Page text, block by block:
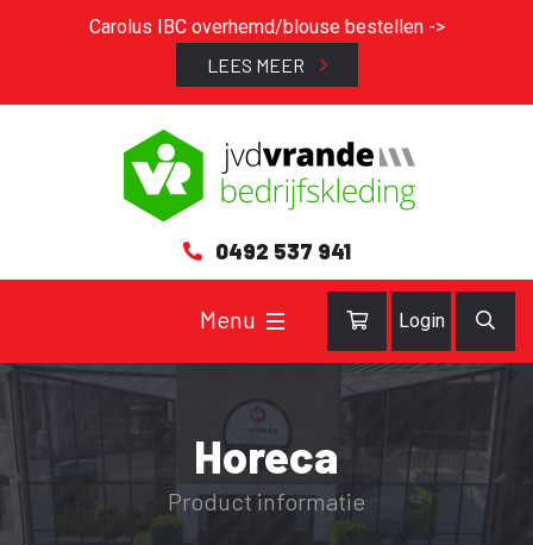
Carolus IBC overhemd/blouse bestellen ->
LEES MEER
0492 537 941
Login
Horeca
Product informatie